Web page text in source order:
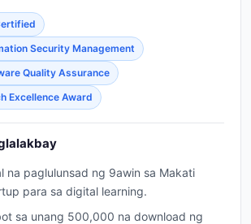
Security Management
Quality Assurance
Excellence Award
na paglulunsad ng 9awin sa Makati
para sa digital learning.
sa unang 500,000 na download ng